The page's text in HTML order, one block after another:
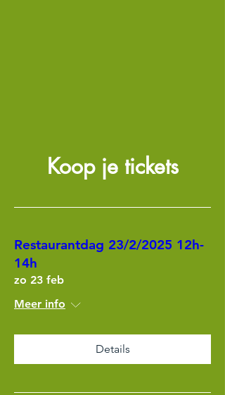
Koop je tickets
Restaurantdag 23/2/2025 12h-
14h
zo 23 feb
Meer info
Details